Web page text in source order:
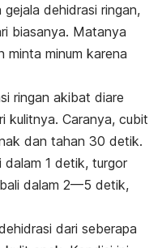
dehidrasi ringan,
biasanya. Matanya
minta minum karena
ringan akibat diare
kulitnya. Caranya, cubit
dan tahan 30 detik.
1 detik, turgor
dalam 2—5 detik,
dari seberapa